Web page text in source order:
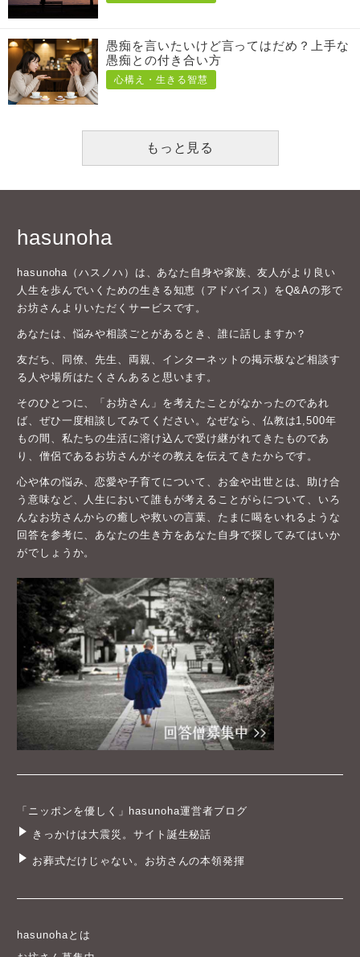
愚痴を言いたいけど言ってはだめ？上手な
愚痴との付き合い方
心構え・生きる智慧
もっと見る
hasunoha
hasunoha（ハスノハ）は、あなた自身や家族、友人がより良い
人生を歩んでいくための生きる知恵（アドバイス）をQ&Aの形で
お坊さんよりいただくサービスです。
あなたは、悩みや相談ごとがあるとき、誰に話しますか？
友だち、同僚、先生、両親、インターネットの掲示板など相談す
る人や場所はたくさんあると思います。
そのひとつに、「お坊さん」を考えたことがなかったのであれ
ば、ぜひ一度相談してみてください。なぜなら、仏教は1,500年
もの間、私たちの生活に溶け込んで受け継がれてきたものであ
り、僧侶であるお坊さんがその教えを伝えてきたからです。
心や体の悩み、恋愛や子育てについて、お金や出世とは、助け合
う意味など、人生において誰もが考えることがらについて、いろ
んなお坊さんからの癒しや救いの言葉、たまに喝をいれるような
回答を参考に、あなたの生き方をあなた自身で探してみてはいか
がでしょうか。
「ニッポンを優しく」hasunoha運営者ブログ
きっかけは大震災。サイト誕生秘話
お葬式だけじゃない。お坊さんの本領発揮
hasunohaとは